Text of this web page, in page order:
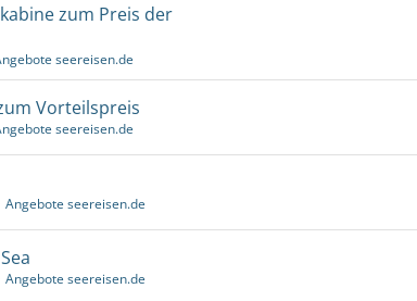
zum Preis der
seereisen.de
Vorteilspreis
seereisen.de
Angebote seereisen.de
Angebote seereisen.de